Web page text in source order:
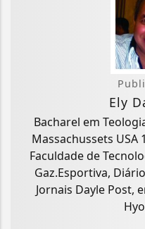
Ely
Bacharel em
Massachussets USA 1984/1990. Jornalismo pela
Faculdade de
Gaz.Esportiva,
Jornais Dayle Post,